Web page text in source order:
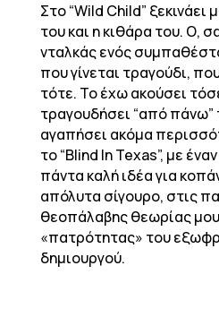
Στο “Wild Child”
του και η κιθάρα του. Ο,
νταλκάς ενός
που γίνεται τραγούδι,
τότε. Το έχω ακούσει
τραγουδήσει “από
αγαπήσει ακόμα
το “Blind In Texas”, με
πάντα καλή ιδέα για
απόλυτα σίγουρο, στις
θεοπάλαβης θεωρίας
«πατρότητας» του
δημιουργού.